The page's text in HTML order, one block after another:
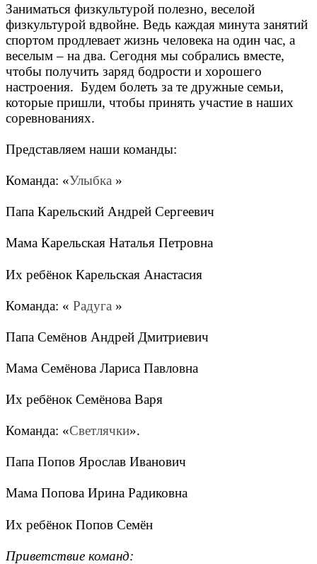
Заниматься физкультурой полезно, веселой
физкультурой вдвойне. Ведь каждая минута занятий
спортом продлевает жизнь человека на один час, а
веселым – на два. Сегодня мы собрались вместе,
чтобы получить заряд бодрости и хорошего
настроения. Будем болеть за те дружные семьи,
которые пришли, чтобы принять участие в наших
соревнованиях.
Представляем наши команды:
Команда: «Улыбка »
Папа Карельский Андрей Сергеевич
Мама Карельская Наталья Петровна
Их ребёнок Карельская Анастасия
Команда: « Радуга »
Папа Семёнов Андрей Дмитриевич
Мама Семёнова Лариса Павловна
Их ребёнок Семёнова Варя
Команда: «Светлячки».
Папа Попов Ярослав Иванович
Мама Попова Ирина Радиковна
Их ребёнок Попов Семён
Приветствие команд: